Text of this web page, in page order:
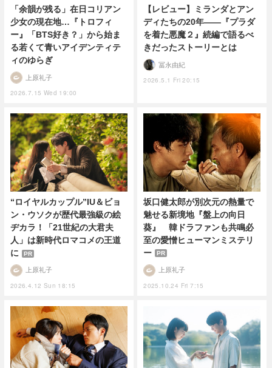
「余韻が残る」在日コリアン
少女の現在地…『トロフィ
ー』「BTS好き？」から始ま
る若くて青いアイデンティテ
ィのゆらぎ
2026.7.15 Wed 19:00
上原礼子
【レビュー】ミランダとアン
ディたちの20年――『プラダ
を着た悪魔２』続編で語るべ
きだったストーリーとは
2026.5.1 Fri 20:15
冨永由紀
“ロイヤルカップル”IU＆ビョ
ン・ウソクが歴代最強級の絵
ヂカラ！「21世紀の大君夫
人」は新時代ロマコメの王道
に
PR
2026.4.12 Sun 18:15
上原礼子
坂口健太郎が別次元の熱量で
魅せる新境地『盤上の向日
葵』 韓ドラファンも共鳴必
至の愛憎ヒューマンミステリ
ー
PR
2025.10.24 Fri 7:15
上原礼子